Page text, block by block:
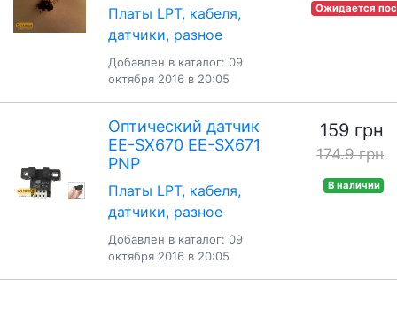
Платы LPT, кабеля,
датчики, разное
Добавлен в каталог: 09
октября 2016 в 20:05
Ожидается
Оптический датчик
EE-SX670 EE-SX671
PNP
Платы LPT, кабеля,
датчики, разное
Добавлен в каталог: 09
октября 2016 в 20:05
159 грн
174.9 грн
В наличии